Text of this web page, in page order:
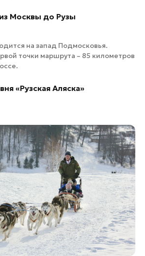
Москвы до Рузы
на запад Подмосковья.
точки маршрута – 85 километров
«Рузская Аляска»